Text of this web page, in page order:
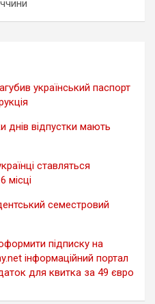
український паспорт
днів відпустки мають
ставляться
місці
семестровий
підписку на
інформаційний портал
для квитка за 49 євро